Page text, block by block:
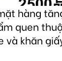
hàng
quen
và khăn